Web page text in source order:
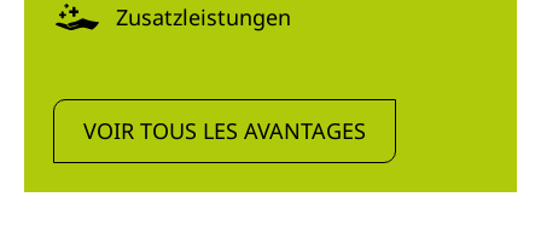
Zusatzleistungen
VOIR TOUS LES AVANTAGES